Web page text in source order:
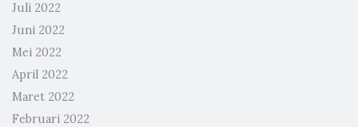
Juli 2022
Juni 2022
Mei 2022
April 2022
Maret 2022
Februari 2022